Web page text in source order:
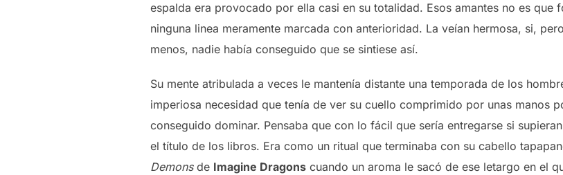
espalda era provocado por ella casi en su totalidad. Esos amantes no es que
ninguna linea meramente marcada con anterioridad. La veían hermosa, si,
menos, nadie había conseguido que se sintiese así.
Su mente atribulada a veces le mantenía distante una temporada de los
imperiosa necesidad que tenía de ver su cuello comprimido por unas manos
conseguido dominar. Pensaba que con lo fácil que sería entregarse si
el título de los libros. Era como un ritual que terminaba con su cabello
Demonsde Imagine Dragons cuando un aroma le sacó de ese letargo en el